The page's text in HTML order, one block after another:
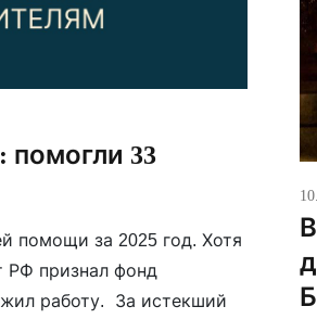
помогли 33
помощи за 2025 год. Хотя
признал фонд
работу. За истекший